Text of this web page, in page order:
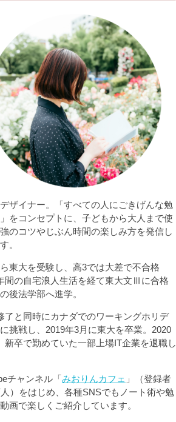
ザイナー。「すべての人にごきげんな勉
をコンセプトに、子どもから大人まで使
のコツやじぶん時間の楽しみ方を発信し
。
東大を受験し、高3では大差で不合格
間の自宅浪人生活を経て東大文Ⅲに合格
後法学部へ進学。
了と同時にカナダでのワーキングホリデ
挑戦し、2019年3月に東大を卒業。2020
新卒で勤めていた一部上場IT企業を退職し
チャンネル「 みおりんカフェ 」（登録者
）をはじめ、各種SNSでもノート術や勉
画で楽しくご紹介しています。